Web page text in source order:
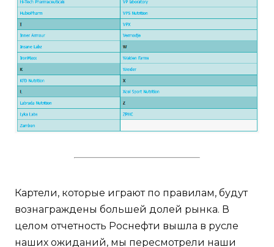
Картели, которые играют по правилам, будут
вознаграждены большей долей рынка. В
целом отчетность Роснефти вышла в русле
наших ожиданий, мы пересмотрели наши